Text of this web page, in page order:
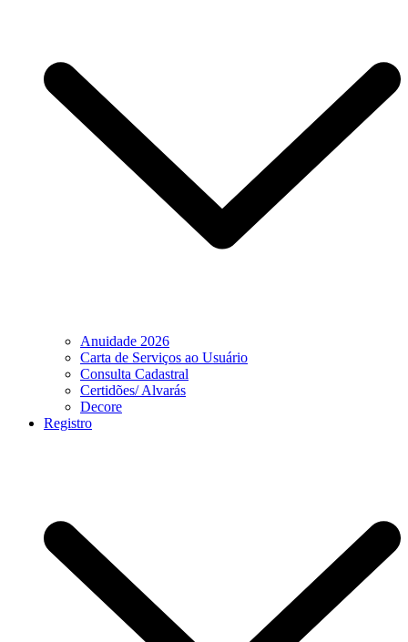
Anuidade 2026
Carta de Serviços ao Usuário
Consulta Cadastral
Certidões/ Alvarás
Decore
Registro